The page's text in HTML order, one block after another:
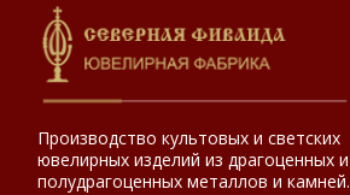
Производство культовых и светских
ювелирных изделий из драгоценных и
полудрагоценных металлов и камней.